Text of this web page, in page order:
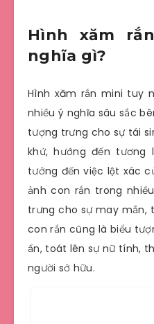
Hình xăm
nghĩa gì?
Hình xăm rắn mini tuy
nhiều ý nghĩa sâu sắc
tượng trưng cho sự tái
khứ, hướng đến
tưởng đến việc lột xác
ảnh con rắn trong
trưng cho sự may mắn,
con rắn cũng là biểu
ẩn, toát lên sự nữ tính,
người sở hữu.